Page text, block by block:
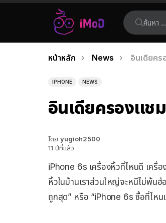
ค้นหา:
เรื่อง
ล่าสุด
คุณอยู่ที่นี่:
หน้าหลัก News อินเดียคร
IPHONE NEWS
อินเดียครองแช
โดย yugioh2500
11 ปีที่แล้ว
iPhone 6s เครื่องหิ้วที่ไหนดี เครื่
หิ้วในบ้านเราส่วนใหญ่จะหนีไม่พ้น
ถูกสุด” หรือ “iPhone 6s ซื้อที่ไหน